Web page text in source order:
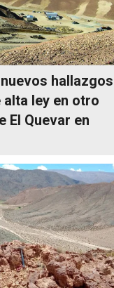
hallazgos
alta ley en otro
El Quevar en